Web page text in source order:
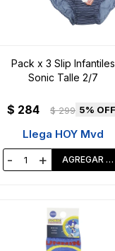
Pack x 3 Slip Infantiles
Sonic Talle 2/7
$ 284 $ 299 5
Llega HOY Mvd
- +